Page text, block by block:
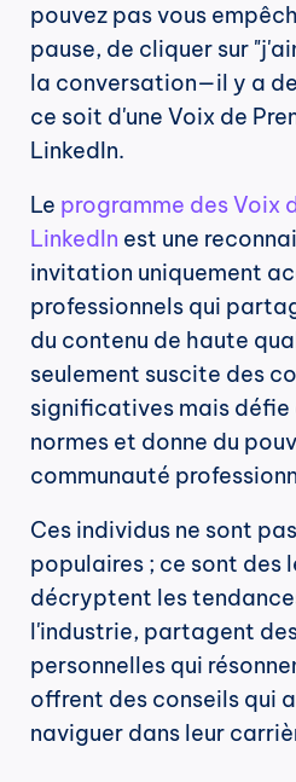
pouvez pas vous
pause, de cliquer sur
la conversation—il y a
ce soit d'une Voix de
LinkedIn.
Le programme des Voix
LinkedIn est une
invitation uniquement
professionnels qui
du contenu de haute
seulement suscite des
significatives mais défie
normes et donne du
communauté
Ces individus ne sont
populaires ; ce sont des
décryptent les
l'industrie, partagent
personnelles qui
offrent des conseils qui
naviguer dans leur